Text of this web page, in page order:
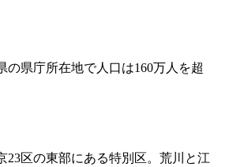
の県庁所在地で人口は160万人を超
23区の東部にある特別区。荒川と江